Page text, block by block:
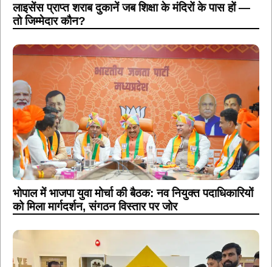
लाइसेंस प्राप्त शराब दुकानें जब शिक्षा के मंदिरों के पास हों —
तो जिम्मेदार कौन?
भोपाल में भाजपा युवा मोर्चा की बैठक: नव नियुक्त पदाधिकारियों
को मिला मार्गदर्शन, संगठन विस्तार पर जोर